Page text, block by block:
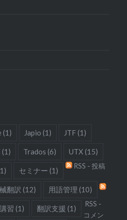
(1) Japio (1) JTF(1)
(1) Trados (6) UTX (15)
セミナー (1)
翻訳 (12) 用語管理 (10)
習 (1) 翻訳支援 (1)
RSS - 投稿
RSS -
コメン